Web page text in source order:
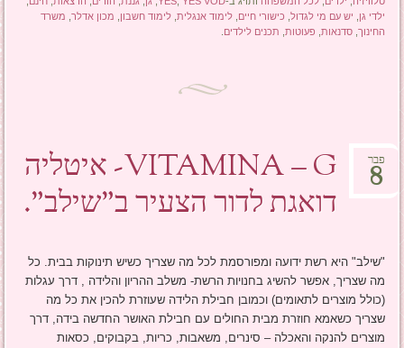
ילדי גן, יש עם מי לגדול, כישורי חיים,לימוד אנגלית,לימוד חשבון, מכון אדלר, משרד
החינוך,סדנאות, פעוטות, תכנים לילדים.
VITAMINA – G- איטליה
דואגת לדור הצעיר ב"שילב".
פבר
8
"שילב" היא רשת ידועה ומפורסמת לכל מה שצריך כשיש תינוקות בבית. כל
מה שצריך, אפשר להשיג בחנויות הרשת- משלב ההריון והלידה , דרך עגלות
(כולל מוצרים לתאומים) וכמובן חבילת הלידה שעוזרת להכין את כל מה
שצריך כשאמא חוזרת מבית החולים עם חבילת האושר החדשה בידה, דרך
מוצרים להנקה והאכלה – סינרים, משאבות, כריות, בקבוקים, כסאות